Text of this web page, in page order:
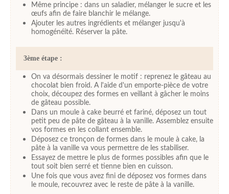
Même principe : dans un saladier, mélanger le sucre et les
œufs afin de faire blanchir le mélange.
Ajouter les autres ingrédients et mélanger jusqu'à
homogénéité. Réserver la pâte.
3ème étape :
On va désormais dessiner le motif : reprenez le gâteau au
chocolat bien froid. A l'aide d'un emporte-pièce de votre
choix, découpez des formes en veillant à gâcher le moins
de gâteau possible.
Dans un moule à cake beurré et fariné, déposez un tout
petit peu de pâte de gâteau à la vanille. Assemblez ensuite
vos formes en les collant ensemble.
Déposez ce tronçon de formes dans le moule à cake, la
pâte à la vanille va vous permettre de les stabiliser.
Essayez de mettre le plus de formes possibles afin que le
tout soit bien serré et tienne bien en cuisson.
Une fois que vous avez fini de déposez vos formes dans
le moule, recouvrez avec le reste de pâte à la vanille.